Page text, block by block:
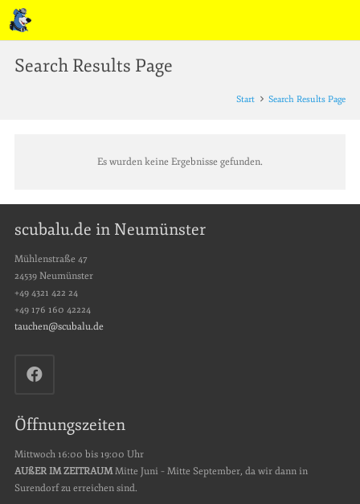
Search Results Page
Start Search Results Page
Es wurden keine Ergebnisse gefunden.
scubalu.de in Neumünster
Mühlenstraße 47
24539 Neumünster
+49 4321 422 24
+49 176 160 42224
tauchen@scubalu.de
Öffnungszeiten
Mittwoch 16:00 bis 19:00 Uhr
AUßER IM ZEITRAUMMitte Juni – Mitte September, da wir dann in
Surendorf zu erreichen sind.